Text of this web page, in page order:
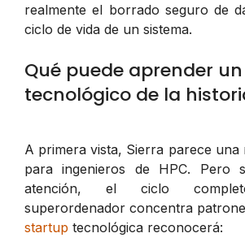
realmente el borrado seguro de
ciclo de vida de un sistema.
Qué puede aprender
tecnológico de la
A primera vista, Sierra parece una
para ingenieros de HPC. Pero
atención, el ciclo
superordenador concentra
startup tecnológica reconocerá: